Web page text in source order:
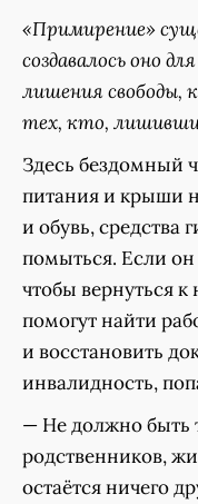
«Примирение»
создавалось оно
лишения свободы,
тех, кто,
Здесь бездомный
питания и крыши
и обувь, средства
помыться. Если
чтобы вернуться
помогут найти
и восстановить
инвалидность,
— Не должно быть
родственников,
остаётся ничего